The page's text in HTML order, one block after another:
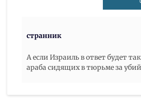
странник
А если Израиль в ответ будет
араба сидящих в тюрьме за